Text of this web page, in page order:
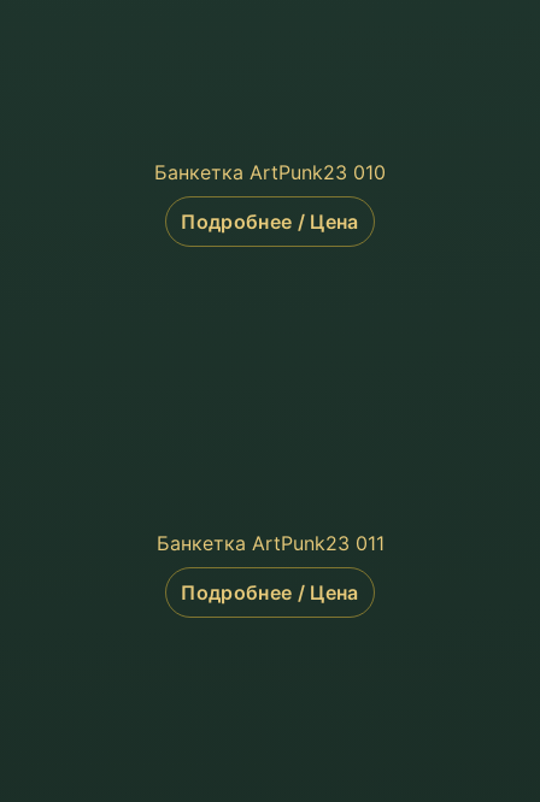
Банкетка ArtPunk23 010
Подробнее / Цена
Банкетка ArtPunk23 011
Подробнее / Цена